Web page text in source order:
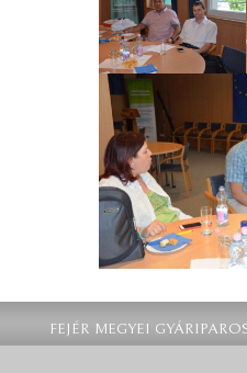
FEJÉR MEGYEI